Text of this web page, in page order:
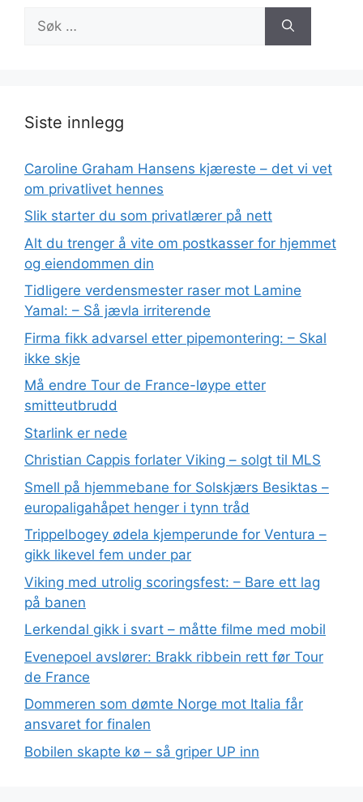
etter:
Siste innlegg
Caroline Graham Hansens kjæreste – det vi vet
om privatlivet hennes
Slik starter du som privatlærer på nett
Alt du trenger å vite om postkasser for hjemmet
og eiendommen din
Tidligere verdensmester raser mot Lamine
Yamal: – Så jævla irriterende
Firma fikk advarsel etter pipemontering: – Skal
ikke skje
Må endre Tour de France-løype etter
smitteutbrudd
Starlink er nede
Christian Cappis forlater Viking – solgt til MLS
Smell på hjemmebane for Solskjærs Besiktas –
europaligahåpet henger i tynn tråd
Trippelbogey ødela kjemperunde for Ventura –
gikk likevel fem under par
Viking med utrolig scoringsfest: – Bare ett lag
på banen
Lerkendal gikk i svart – måtte filme med mobil
Evenepoel avslører: Brakk ribbein rett før Tour
de France
Dommeren som dømte Norge mot Italia får
ansvaret for finalen
Bobilen skapte kø – så griper UP inn